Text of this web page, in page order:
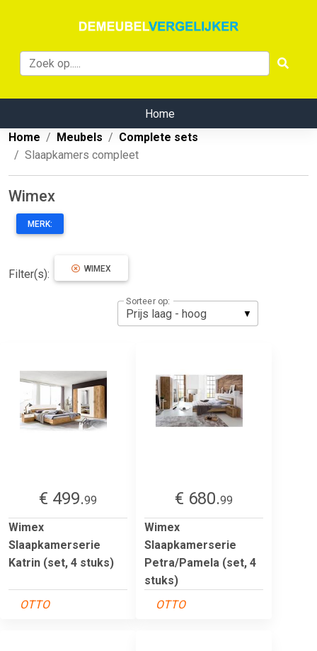
Home
Home
Meubels
Complete sets
Slaapkamers compleet
Wimex
MERK:
Filter(s): WIMEX
Sorteer op:
€ 499.99
Wimex
Slaapkamerserie
Katrin (set, 4 stuks)
OTTO
€ 680.99
Wimex
Slaapkamerserie
Petra/Pamela (set, 4
stuks)
OTTO